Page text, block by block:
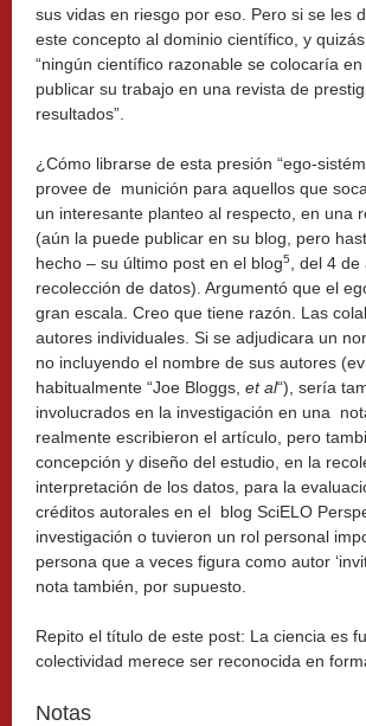
sus vidas en riesgo por eso. Pero si se les
este concepto al dominio científico, y
“ningún científico razonable se colocaría
publicar su trabajo en una revista de
resultados”.
¿Cómo librarse de esta presión “ego-
provee de munición para aquellos que
un interesante planteo al respecto, en una
(aún la puede publicar en su blog, pero
hecho – su último post en el blog5
, del 4
recolección de datos). Argumentó que el
gran escala. Creo que tiene razón. Las
autores individuales. Si se adjudicara un
no incluyendo el nombre de sus autores
habitualmente “Joe Bloggs, et al“), sería
involucrados en la investigación en una
realmente escribieron el artículo, pero
concepción y diseño del estudio, en la
interpretación de los datos, para la
créditos autorales en el blog SciELO
investigación o tuvieron un rol personal
persona que a veces figura como autor
nota también, por supuesto.
Repito el título de este post: La ciencia es
colectividad merece ser reconocida en
Notas